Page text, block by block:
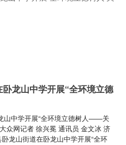
龙山中学开展“全环境立德
山中学开展“全环境立德树人——关
众网记者 徐兴冕 通讯员 金文冰 济
龙山街道在卧龙山中学开展“全环